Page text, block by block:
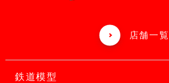
店舗一覧
鉄道模型